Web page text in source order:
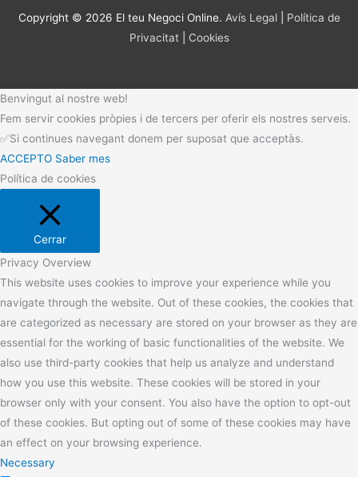
Copyright © 2026 El teu Negoci Online. Avís Legal| Política de
Privacitat| Cookies
Benvingut al nostre web!
Fem servir cookies pròpies i de tercers per oferir els nostres serveis.
✅Si continues navegant donem per suposat que acceptàs.
ACCEPTO Saber mes
Política de cookies
Cerrar
Privacy Overview
This website uses cookies to improve your experience while you
navigate through the website. Out of these cookies, the cookies that
are categorized as necessary are stored on your browser as they are
essential for the working of basic functionalities of the website. We
also use third-party cookies that help us analyze and understand
how you use this website. These cookies will be stored in your
browser only with your consent. You also have the option to opt-out
of these cookies. But opting out of some of these cookies may have
an effect on your browsing experience.
Necessary